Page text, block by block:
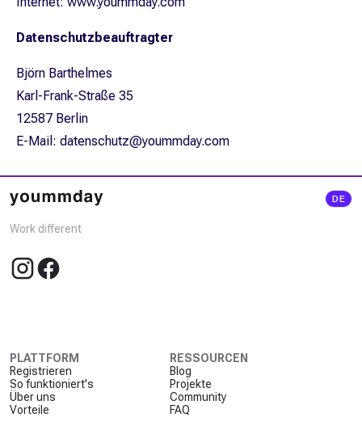
Datenschutzbeauftragter
Björn Barthelmes
Karl-Frank-Straße 35
12587 Berlin
E-Mail: datenschutz@yoummday.com
Work different
PLATTFORM
Registrieren
So funktioniert's
Über uns
Vorteile
RESSOURCEN
Blog
Projekte
Community
FAQ
DE